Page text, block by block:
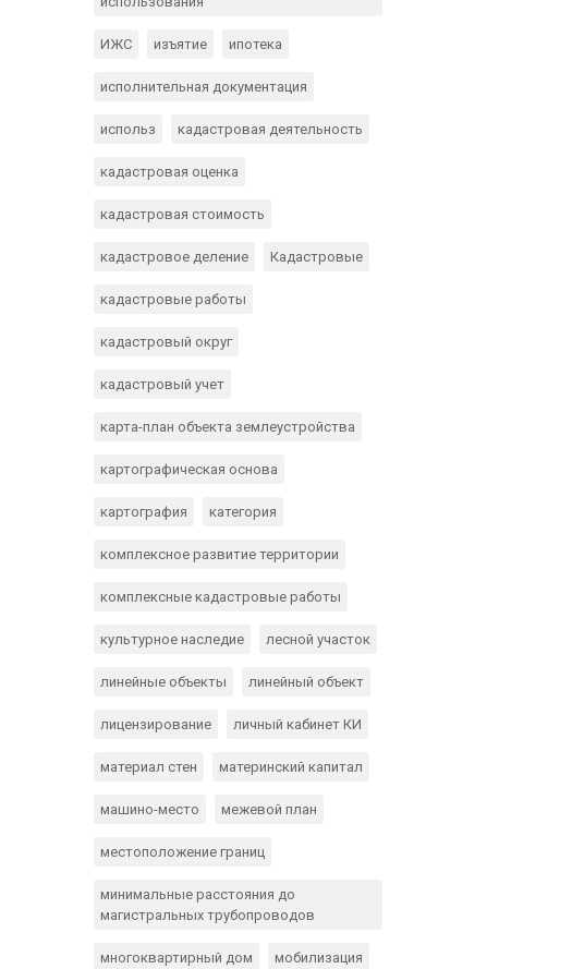
ИЖС изъятие ипотека
исполнительная документация
использ кадастровая деятельность
кадастровая оценка
кадастровая стоимость
кадастровое деление Кадастровые
кадастровые работы
кадастровый округ
кадастровый учет
карта-план объекта землеустройства
картографическая основа
картография категория
комплексное развитие территории
комплексные кадастровые работы
культурное наследие лесной участок
линейные объекты линейный объект
лицензирование личный кабинет КИ
материал стен материнский капитал
машино-место межевой план
местоположение границ
минимальные расстояния до
магистральных трубопроводов
многоквартирный дом мобилизация